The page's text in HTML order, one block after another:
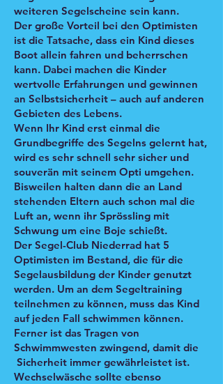
weiteren Segelscheine sein kann.
Der große Vorteil bei den Optimisten
ist die Tatsache, dass ein Kind dieses
Boot allein fahren und beherrschen
kann. Dabei machen die Kinder
wertvolle Erfahrungen und gewinnen
an Selbstsicherheit – auch auf anderen
Gebieten des Lebens.
Wenn Ihr Kind erst einmal die
Grundbegriffe des Segelns gelernt hat,
wird es sehr schnell sehr sicher und
souverän mit seinem Opti umgehen.
Bisweilen halten dann die an Land
stehenden Eltern auch schon mal die
Luft an, wenn ihr Sprössling mit
Schwung um eine Boje schießt.
Der Segel-Club Niederrad hat 5
Optimisten im Bestand, die für die
Segelausbildung der Kinder genutzt
werden. Um an dem Segeltraining
teilnehmen zu können, muss das Kind
auf jeden Fall schwimmen können.
Ferner ist das Tragen von
Schwimmwesten zwingend, damit die
Sicherheit immer gewährleistet ist.
Wechselwäsche sollte ebenso